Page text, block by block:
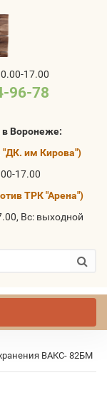
17.00
96-78
в Воронеже:
"ДК. им Кирова")
17.00
ТРК "Арена")
Вс: выходной
ВАКС- 82БМ